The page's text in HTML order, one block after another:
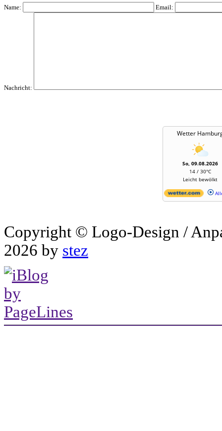
Name: Email:
Nachricht:
Wetter
So, 09.08.2026
14 / 30°C
Leicht bewölkt
Copyright © Logo-Design /
2026 by stez